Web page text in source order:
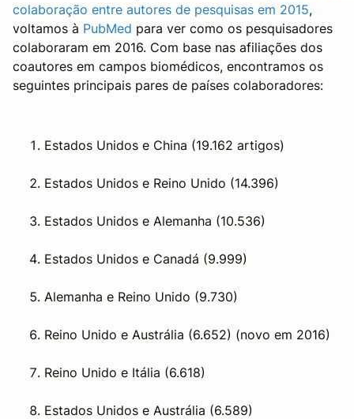
colaboração entre autores de pesquisas em 2015,
voltamos à PubMed para ver como os pesquisadores
colaboraram em 2016. Com base nas afiliações dos
coautores em campos biomédicos, encontramos os
seguintes principais pares de países colaboradores:
Estados Unidos e China (19.162 artigos)
Estados Unidos e Reino Unido (14.396)
Estados Unidos e Alemanha (10.536)
Estados Unidos e Canadá (9.999)
Alemanha e Reino Unido (9.730)
Reino Unido e Austrália (6.652) (novo em 2016)
Reino Unido e Itália (6.618)
Estados Unidos e Austrália (6.589)